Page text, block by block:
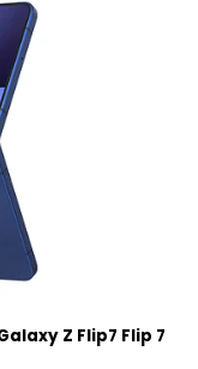
Z Flip7 Flip 7